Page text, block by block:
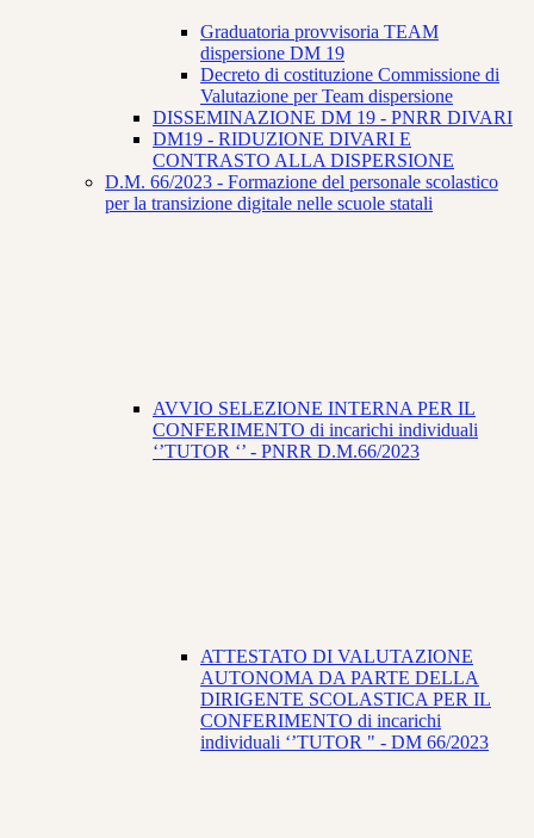
Graduatoria provvisoria TEAM
dispersione DM 19
Decreto di costituzione Commissione di
Valutazione per Team dispersione
DISSEMINAZIONE DM 19 - PNRR DIVARI
DM19 - RIDUZIONE DIVARI E
CONTRASTO ALLA DISPERSIONE
D.M. 66/2023 - Formazione del personale scolastico
per la transizione digitale nelle scuole statali
AVVIO SELEZIONE INTERNA PER IL
CONFERIMENTO di incarichi individuali
‘’TUTOR ‘’ - PNRR D.M.66/2023
ATTESTATO DI VALUTAZIONE
AUTONOMA DA PARTE DELLA
DIRIGENTE SCOLASTICA PER IL
CONFERIMENTO di incarichi
individuali ‘’TUTOR " - DM 66/2023